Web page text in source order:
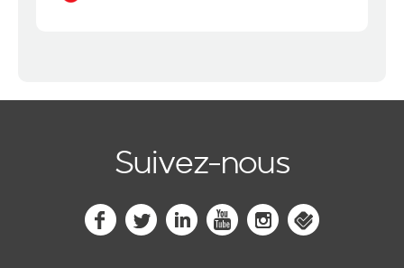
Suivez-nous